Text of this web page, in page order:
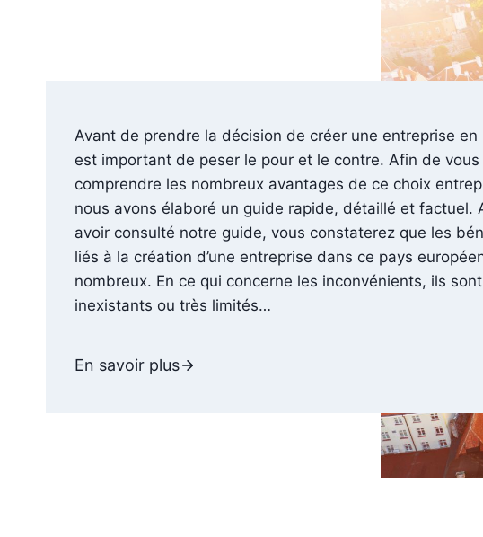
Avant de prendre la décision de créer une entreprise en
est important de peser le pour et le contre. Afin de vous
comprendre les nombreux avantages de ce choix
nous avons élaboré un guide rapide, détaillé et factuel.
avoir consulté notre guide, vous constaterez que les
liés à la création d’une entreprise dans ce pays
nombreux. En ce qui concerne les inconvénients, ils sont
inexistants ou très limités…
En savoir plus